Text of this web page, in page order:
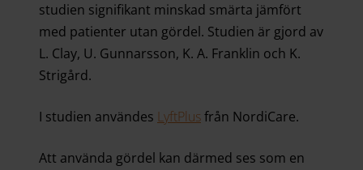
studien signifikant minskad smärta jämfört
med patienter utan gördel. Studien är gjord av
L. Clay, U. Gunnarsson, K. A. Franklin och K.
Strigård.
I studien användes LyftPlusfrån NordiCare.
Att använda gördel kan därmed ses som en